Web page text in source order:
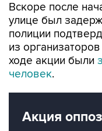
Вскоре после
улице был
полиции
из
ходе акции были
человек.
Акция